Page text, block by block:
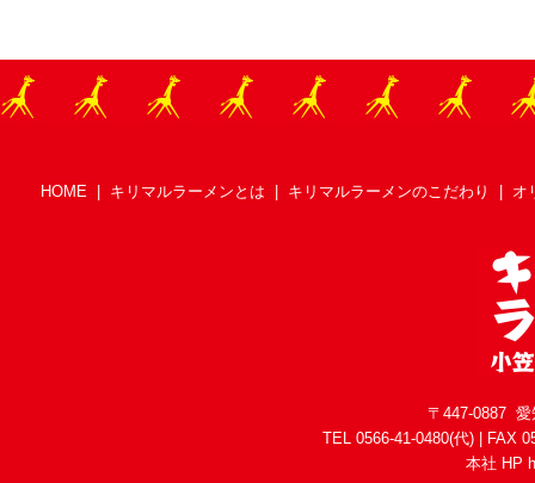
HOME キリマルラーメンとは キリマルラーメンのこだわり オ
〒447-0887 愛
TEL 0566-41-0480(代) | FAX
本社 HP